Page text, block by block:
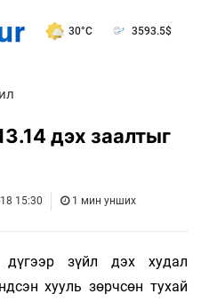
30°C 3593.5$
дэх заалтыг
15:30 1 мин унших
дүгээр зүйл дэх худал
хууль зөрчсөн тухай